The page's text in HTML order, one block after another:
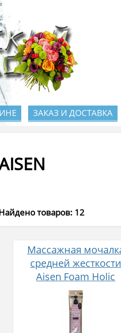
ЗАКАЗ И ДОСТАВКА
товаров: 12
Массажная
средней жесткости
Aisen Foam Holic
розовая 28 х 100 см